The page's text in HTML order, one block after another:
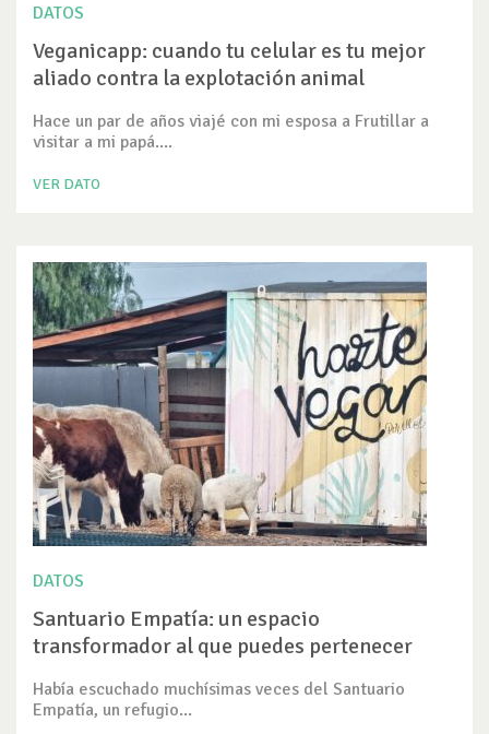
DATOS
Veganicapp: cuando tu celular es tu mejor
aliado contra la explotación animal
Hace un par de años viajé con mi esposa a Frutillar a
visitar a mi papá....
VER DATO
DATOS
Santuario Empatía: un espacio
transformador al que puedes pertenecer
Había escuchado muchísimas veces del Santuario
Empatía, un refugio...